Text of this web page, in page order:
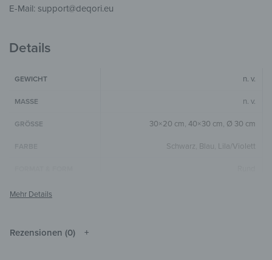
E-Mail: support@deqori.eu
Details
GEWICHT n. v.
MASSE n. v.
GRÖSSE 30×20 cm, 40×30 cm, Ø 30 cm
Schwarz Blau Lila/Violett
GLASSTÄRKE
Rezensionen (0)